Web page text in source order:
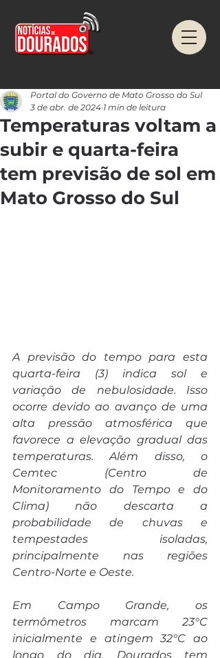
Temperaturas voltam a
subir e quarta-feira
tem previsão de sol em
Mato Grosso do Sul
Portal do Governo de Mato Grosso do Sul
3 de abr. de 2024 1 min de leitura
A previsão do tempo para esta
quarta-feira (3) indica sol e
variação de nebulosidade. Isso
ocorre devido ao avanço de uma
alta pressão atmosférica que
favorece a elevação gradual das
temperaturas. Além disso, o
Cemtec (Centro de
Monitoramento do Tempo e do
Clima) não descarta a
probabilidade de chuvas e
tempestades isoladas,
principalmente nas regiões
Centro-Norte e Oeste.
Em Campo Grande, os
termômetros marcam 23°C
inicialmente e atingem 32°C ao
longo do dia. Dourados tem